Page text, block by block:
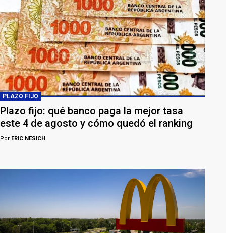
PLAZO FIJO
Plazo fijo: qué banco paga la mejor tasa
este 4 de agosto y cómo quedó el ranking
Por ERIC NESICH